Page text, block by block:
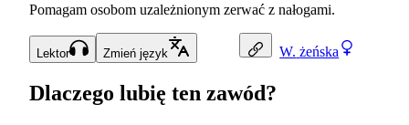
W. żeńska
Pomagam osobom uzależnionym zerwać z nałogami.
Lektor Zmień język
Dlaczego lubię ten zawód?